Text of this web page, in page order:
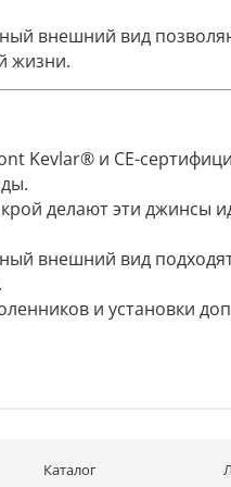
внешний вид
жизни.
Kevlar® и CE-
делают эти джинсы
внешний вид
и установки
Каталог